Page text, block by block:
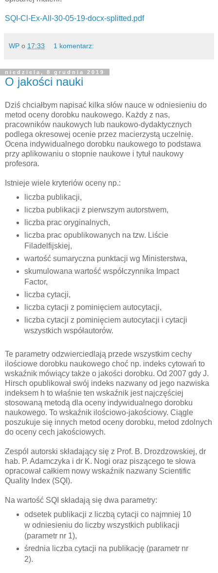
SQI-Cl-Ex-All-30-05-19-docx-splitted.pdf
WP o 17:33 1 komentarz:
niedziela, 8 grudnia 2019
O jakości nauki
Dziś chciałbym napisać kilka słów nauce w odniesieniu do
metod oceny dorobku naukowego. Każdy z nas,
pracowników naukowych lub naukowo-dydaktycznych
podlega okresowej ocenie przez macierzystą uczelnię.
Ocena indywidualnego dorobku naukowego to podstawa
przy aplikowaniu o stopnie naukowe i tytuł naukowy
profesora.
Istnieje wiele kryteriów oceny np.:
liczba publikacji,
liczba publikacji z pierwszym autorstwem,
liczba prac oryginalnych,
liczba prac opublikowanych na tzw. Liście
Filadelfijskiej,
wartość sumaryczna punktacji wg Ministerstwa,
skumulowana wartość współczynnika Impact
Factor,
liczba cytacji,
liczba cytacji z pominięciem autocytacji,
liczba cytacji z pominięciem autocytacji i cytacji
wszystkich współautorów.
Te parametry odzwierciedlają przede wszystkim cechy
ilościowe dorobku naukowego choć np. indeks cytowań to
wskaźnik mówiący także o jakości dorobku. Od 2007 gdy J.
Hirsch opublikował swój indeks nazwany od jego nazwiska
indeksem h to właśnie ten wskaźnik jest najczęściej
stosowaną metodą dla oceny indywidualnego dorobku
naukowego. To wskaźnik ilościowo-jakościowy. Ciągle
poszukuje się innych metod oceny dorobku, metod zdolnych
do oceny cech jakościowych.
Zespól autorski składający się z Prof. B. Drozdzowskiej, dr
hab. P. Adamczyka i dr K. Nogi oraz piszącego te słowa
opracował całkiem nowy wskaźnik nazwany Scientific
Quality Index (SQI).
Na wartość SQI składają się dwa parametry:
odsetek publikacji z liczbą cytacji co najmniej 10
w odniesieniu do liczby wszystkich publikacji
(parametr nr 1),
średnia liczba cytacji na publikację (parametr nr
2).